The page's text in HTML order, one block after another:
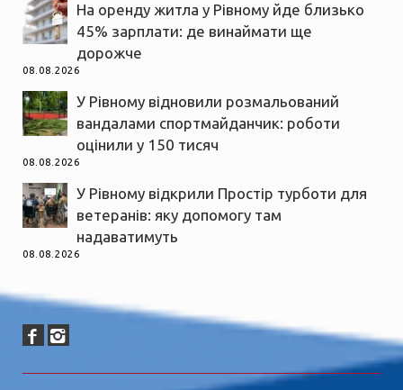
На оренду житла у Рівному йде близько
45% зарплати: де винаймати ще
дорожче
08.08.2026
У Рівному відновили розмальований
вандалами спортмайданчик: роботи
оцінили у 150 тисяч
08.08.2026
У Рівному відкрили Простір турботи для
ветеранів: яку допомогу там
надаватимуть
08.08.2026